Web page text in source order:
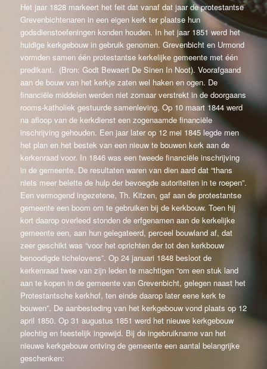
Het jaar 1828 markeert het feit dat vanaf dat jaar de protestantse
Grevenbichtenaren in een eigen kerk ter plaatse hun
godsdienstoefeningen konden houden. In het jaar 1851 werd het
huidige kerkgebouw in gebruik genomen. Grevenbicht en Urmond
vormden samen één protestantse kerkelijke gemeente met één
predikant. (Bron: Godt Bewaert De Sinen In Noot). Voorafgaand
aan de bouw van het kerkje zaten wel haken en ogen. De
financiële middelen werden niet zomaar verstrekt in de doorgaans
rooms-katholiek gestuurde samenleving. Op 10 maart 1844 werd
na afloop van de kerkdienst een zogenaamde financiële
inschrijving gehouden. Een jaar later op 12 mei 1845 legde men
het plan en het bestek van een nieuw te bouwen kerk aan de
kerkenraad voor. In 1846 was een tweede financiële inschrijving
in de gemeente. De resultaten waren van dien aard dat “thans
niets meer belette de hulp der bevoegde autoriteiten in te roepen”.
Een vermogend ingezetene, Th. Kitzen, gaf aan de protestantse
gemeente een boom om te gebruiken bij de kerkbouw. Toen hij
kort daarop overleed stonden de erfgenamen aan de kerkelijke
gemeente een, aan hun gelegateerd, perceel bouwland af, dat
zeer geschikt was “voor het oprichten der tot den kerkbouw
benoodigde tichelovens”. Op 24 januari 1848 besloot de
kerkenraad twee van zijn leden te machtigen “om een stuk land
aan te kopen in de gemeente van Grevenbicht, gelegen naast het
Protestantsche kerkhof, ten einde daarop later eene kerk te
bouwen”. De aanbesteding van het kerkgebouw vond plaats op 12
april 1850. Op 31 augustus 1851 werd het nieuwe kerkgebouw
plechtig en feestelijk ingewijd. Bij de ingebruikname van het
nieuwe kerkgebouw ontving de gemeente een aantal belangrijke
geschenken: